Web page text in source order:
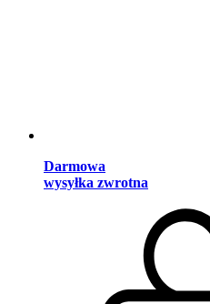
Darmowa
wysyłka zwrotna